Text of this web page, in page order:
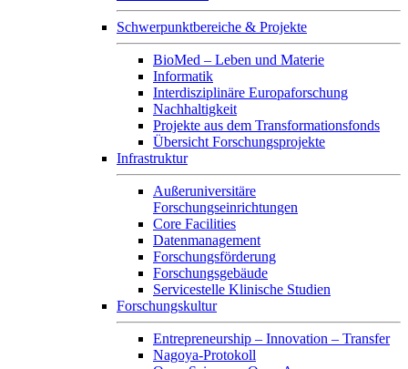
Schwerpunktbereiche & Projekte
BioMed – Leben und Materie
Informatik
Interdisziplinäre Europaforschung
Nachhaltigkeit
Projekte aus dem Transformationsfonds
Übersicht Forschungsprojekte
Infrastruktur
Außeruniversitäre
Forschungseinrichtungen
Core Facilities
Datenmanagement
Forschungsförderung
Forschungsgebäude
Servicestelle Klinische Studien
Forschungskultur
Entrepreneurship – Innovation – Transfer
Nagoya-Protokoll